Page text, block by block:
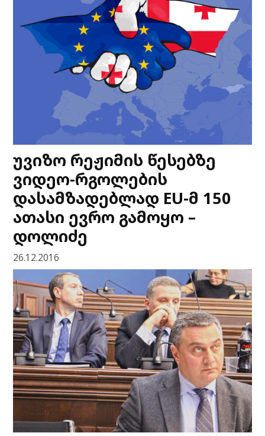
უვიზო რეჟიმის წესებზე
ვიდეო-რგოლების
დასამზადებლად EU-მ 150
ათასი ევრო გამოყო –
დოლიძე
26.12.2016